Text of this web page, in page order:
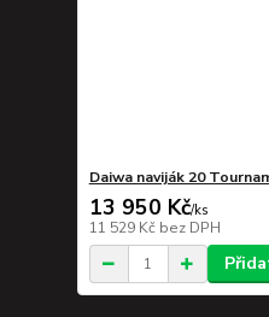
Daiwa naviják 20
13 950 Kč/ks
11 529 Kč bez DPH